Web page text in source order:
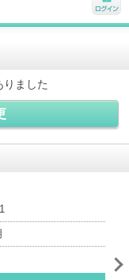
ログ
りました